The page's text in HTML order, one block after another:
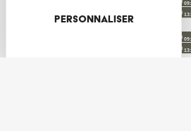
Personnaliser